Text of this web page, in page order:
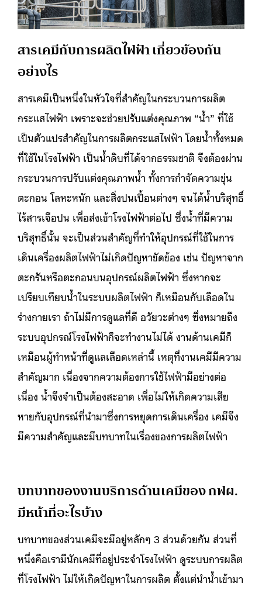
สารเคมีกับการผลิตไฟฟ้า เกี่ยวข้องกัน
อย่างไร
สารเคมีเป็นหนึ่งในหัวใจที่สำคัญในกระบวนการผลิต
กระแสไฟฟ้า เพราะจะช่วยปรับแต่งคุณภาพ “น้ำ” ที่ใช้
เป็นตัวแปรสำคัญในการผลิตกระแสไฟฟ้า โดยน้ำทั้งหมด
ที่ใช้ในโรงไฟฟ้า เป็นน้ำดิบที่ได้จากธรรมชาติ จึงต้องผ่าน
กระบวนการปรับแต่งคุณภาพน้ำ ทั้งการกำจัดความขุ่น
ตะกอน โลหะหนัก และสิ่งปนเปื้อนต่างๆ จนได้น้ำบริสุทธิ์
ไร้สารเจือปน เพื่อส่งเข้าโรงไฟฟ้าต่อไป ซึ่งน้ำที่มีความ
บริสุทธิ์นั้น จะเป็นส่วนสำคัญที่ทำให้อุปกรณ์ที่ใช้ในการ
เดินเครื่องผลิตไฟฟ้าไม่เกิดปัญหาขัดข้อง เช่น ปัญหาจาก
ตะกรันหรือตะกอนบนอุปกรณ์ผลิตไฟฟ้า ซึ่งหากจะ
เปรียบเทียบน้ำในระบบผลิตไฟฟ้า ก็เหมือนกับเลือดใน
ร่างกายเรา ถ้าไม่มีการดูแลที่ดี อวัยวะต่างๆ ซึ่งหมายถึง
ระบบอุปกรณ์โรงไฟฟ้าก็จะทำงานไม่ได้ งานด้านเคมีก็
เหมือนผู้ทำหน้าที่ดูแลเลือดเหล่านี้ เหตุที่งานเคมีมีความ
สำคัญมาก เนื่องจากความต้องการใช้ไฟฟ้ามีอย่างต่อ
เนื่อง น้ำจึงจำเป็นต้องสะอาด เพื่อไม่ให้เกิดความเสีย
หายกับอุปกรณ์ที่นำมาซึ่งการหยุดการเดินเครื่อง เคมีจึง
มีความสำคัญและมีบทบาทในเรื่องของการผลิตไฟฟ้า
บทบาทของงานบริการด้านเคมีของ กฟผ.
มีหน้าที่อะไรบ้าง
บทบาทของส่วนเคมีจะมีอยู่หลักๆ 3 ส่วนด้วยกัน ส่วนที่
หนึ่งคือเรามีนักเคมีที่อยู่ประจำโรงไฟฟ้า ดูระบบการผลิต
ที่โรงไฟฟ้า ไม่ให้เกิดปัญหาในการผลิต ตั้งแต่นำน้ำเข้ามา